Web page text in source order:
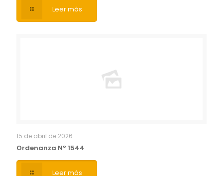
Leer más
15 de abril de 2026
Ordenanza Nº 1544
Leer más